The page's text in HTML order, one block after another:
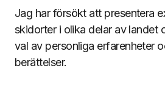
Jag har försökt att presentera
skidorter i olika delar av landet
val av personliga erfarenheter
berättelser.